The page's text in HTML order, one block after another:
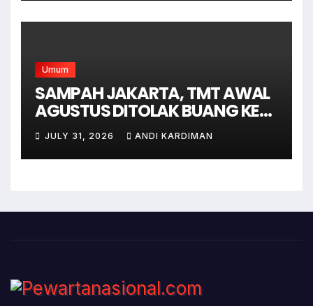
Umum
SAMPAH JAKARTA, TMT AWAL
AGUSTUS DITOLAK BUANG KE
BANTAR GEBANG
JULY 31, 2026 ANDI KARDIMAN